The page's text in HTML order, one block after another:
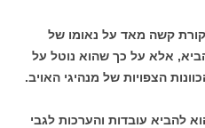
קשה מאד על נאומו של
אלא על כך שהוא נוטל על
הצפויות של מנהיגי האויב.
להביא עובדות והערכות לגבי